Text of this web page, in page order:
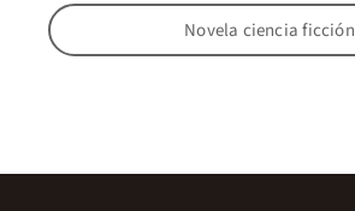
Novela ciencia ficción